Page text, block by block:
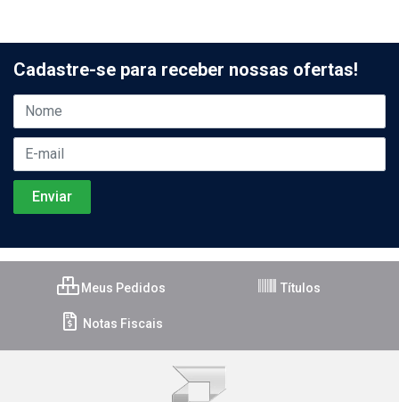
Cadastre-se para receber nossas ofertas!
Meus Pedidos Títulos
Notas Fiscais